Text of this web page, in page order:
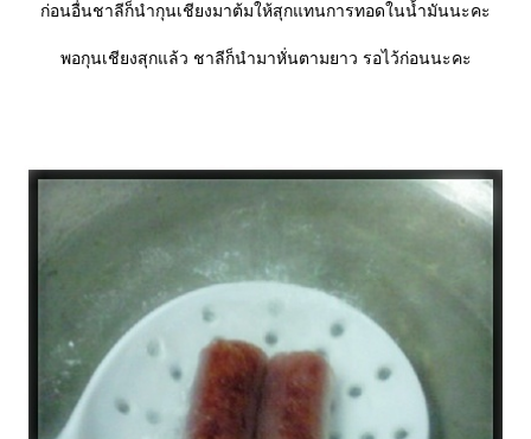
ก่อนอื่นชาลีก็นำกุนเชียงมาต้มให้สุกแทนการทอดในน้ำมันนะคะ
พอกุนเชียงสุกแล้ว ชาลีก็นำมาหั่นตามยาว รอไว้ก่อนนะคะ